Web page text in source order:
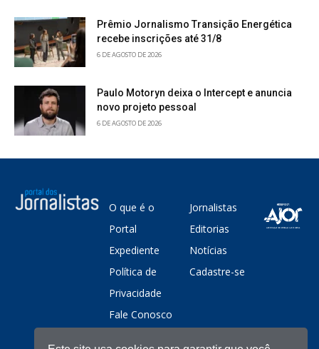
Prêmio Jornalismo Transição Energética
recebe inscrições até 31/8
6 DE AGOSTO DE 2026
Paulo Motoryn deixa o Intercept e anuncia
novo projeto pessoal
6 DE AGOSTO DE 2026
O que é o
Portal
Expediente
Política de
Privacidade
Fale Conosco
Jornalistas
Editorias
Notícias
Cadastre-se